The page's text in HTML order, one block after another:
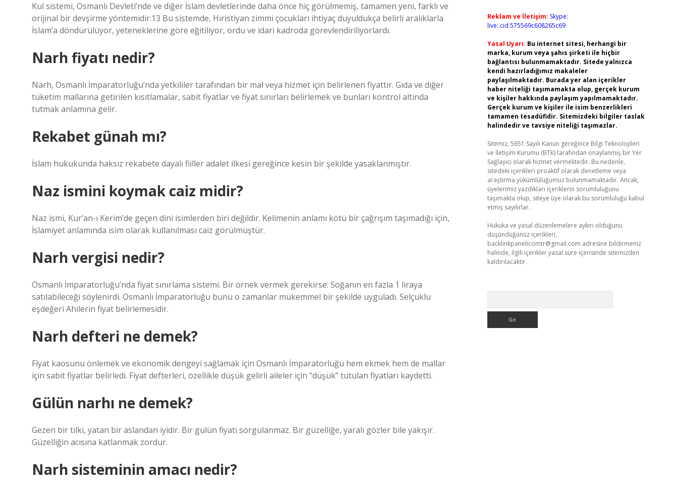
Kul sistemi, Osmanlı Devleti’nde ve diğer İslam devletlerinde daha önce hiç görülmemiş, tamamen yeni, farklı ve
orijinal bir devşirme yöntemidir.13 Bu sistemde, Hıristiyan zimmi çocukları ihtiyaç duyuldukça belirli aralıklarla
İslam’a döndürülüyor, yeteneklerine göre eğitiliyor, ordu ve idari kadroda görevlendiriliyorlardı.
Narh fiyatı nedir?
Narh, Osmanlı İmparatorluğu’nda yetkililer tarafından bir mal veya hizmet için belirlenen fiyattır. Gıda ve diğer
tüketim mallarına getirilen kısıtlamalar, sabit fiyatlar ve fiyat sınırları belirlemek ve bunları kontrol altında
tutmak anlamına gelir.
Rekabet günah mı?
İslam hukukunda haksız rekabete dayalı fiiller adalet ilkesi gereğince kesin bir şekilde yasaklanmıştır.
Naz ismini koymak caiz midir?
Naz ismi, Kur’an-ı Kerim’de geçen dini isimlerden biri değildir. Kelimenin anlamı kötü bir çağrışım taşımadığı için,
İslamiyet anlamında isim olarak kullanılması caiz görülmüştür.
Narh vergisi nedir?
Osmanlı İmparatorluğu’nda fiyat sınırlama sistemi. Bir örnek vermek gerekirse: Soğanın en fazla 1 liraya
satılabileceği söylenirdi. Osmanlı İmparatorluğu bunu o zamanlar mükemmel bir şekilde uyguladı. Selçuklu
eşdeğeri Ahilerin fiyat belirlemesidir.
Narh defteri ne demek?
Fiyat kaosunu önlemek ve ekonomik dengeyi sağlamak için Osmanlı İmparatorluğu hem ekmek hem de mallar
için sabit fiyatlar belirledi. Fiyat defterleri, özellikle düşük gelirli aileler için “düşük” tutulan fiyatları kaydetti.
Gülün narhı ne demek?
Gezen bir tilki, yatan bir aslandan iyidir. Bir gülün fiyatı sorgulanmaz. Bir güzelliğe, yaralı gözler bile yakışır.
Güzelliğin acısına katlanmak zordur.
Narh sisteminin amacı nedir?
Reklam ve İletişim: Skype:
live:.cid.575569c608265c69
Yasal Uyarı: Bu internet sitesi, herhangi bir
marka, kurum veya şahıs şirketi ile hiçbir
bağlantısı bulunmamaktadır. Sitede yalnızca
kendi hazırladığımız makaleler
paylaşılmaktadır. Burada yer alan içerikler
haber niteliği taşımamakta olup, gerçek kurum
ve kişiler hakkında paylaşım yapılmamaktadır.
Gerçek kurum ve kişiler ile isim benzerlikleri
tamamen tesadüfidir. Sitemizdeki bilgiler taslak
halindedir ve tavsiye niteliği taşımazlar.
Sitemiz, 5651 Sayılı Kanun gereğince Bilgi Teknolojileri
ve İletişim Kurumu (BTK) tarafından onaylanmış bir Yer
Sağlayıcı olarak hizmet vermektedir. Bu nedenle,
sitedeki içerikleri proaktif olarak denetleme veya
araştırma yükümlülüğümüz bulunmamaktadır. Ancak,
üyelerimiz yazdıkları içeriklerin sorumluluğunu
taşımakta olup, siteye üye olarak bu sorumluluğu kabul
etmiş sayılırlar.
Hukuka ve yasal düzenlemelere aykırı olduğunu
düşündüğünüz içerikleri,
backlinkpanelicomtr@gmail.com adresine bildirmeniz
halinde, ilgili içerikler yasal süre içerisinde sitemizden
kaldırılacaktır.